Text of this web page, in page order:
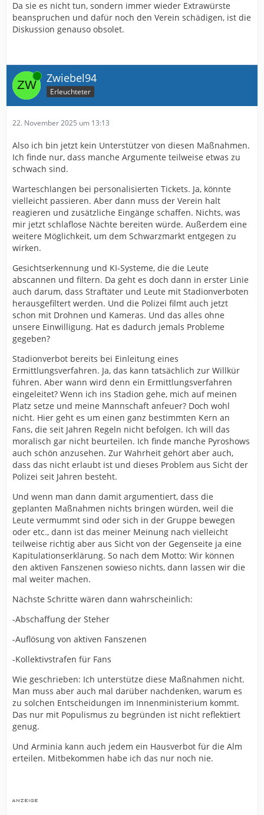
Da sie es nicht tun, sondern immer wieder Extrawürste
beanspruchen und dafür noch den Verein schädigen, ist die
Diskussion genauso obsolet.
Online Zwiebel94
Erleuchteter
22. November 2025 um 13:13
Also ich bin jetzt kein Unterstützer von diesen Maßnahmen.
Ich finde nur, dass manche Argumente teilweise etwas zu
schwach sind.
Warteschlangen bei personalisierten Tickets. Ja, könnte
vielleicht passieren. Aber dann muss der Verein halt
reagieren und zusätzliche Eingänge schaffen. Nichts, was
mir jetzt schlaflose Nächte bereiten würde. Außerdem eine
weitere Möglichkeit, um dem Schwarzmarkt entgegen zu
wirken.
Gesichtserkennung und KI-Systeme, die die Leute
abscannen und filtern. Da geht es doch dann in erster Linie
auch darum, dass Straftäter und Leute mit Stadionverboten
herausgefiltert werden. Und die Polizei filmt auch jetzt
schon mit Drohnen und Kameras. Und das alles ohne
unsere Einwilligung. Hat es dadurch jemals Probleme
gegeben?
Stadionverbot bereits bei Einleitung eines
Ermittlungsverfahren. Ja, das kann tatsächlich zur Willkür
führen. Aber wann wird denn ein Ermittlungsverfahren
eingeleitet? Wenn ich ins Stadion gehe, mich auf meinen
Platz setze und meine Mannschaft anfeuer? Doch wohl
nicht. Hier geht es um einen ganz bestimmten Kern an
Fans, die seit Jahren Regeln nicht befolgen. Ich will das
moralisch gar nicht beurteilen. Ich finde manche Pyroshows
auch schön anzusehen. Zur Wahrheit gehört aber auch,
dass das nicht erlaubt ist und dieses Problem aus Sicht der
Polizei seit Jahren besteht.
Und wenn man dann damit argumentiert, dass die
geplanten Maßnahmen nichts bringen würden, weil die
Leute vermummt sind oder sich in der Gruppe bewegen
oder etc., dann ist das meiner Meinung nach vielleicht
teilweise richtig aber aus Sicht von der Gegenseite ja eine
Kapitulationserklärung. So nach dem Motto: Wir können
den aktiven Fanszenen sowieso nichts, dann lassen wir die
mal weiter machen.
Nächste Schritte wären dann wahrscheinlich:
-Abschaffung der Steher
-Auflösung von aktiven Fanszenen
-Kollektivstrafen für Fans
Wie geschrieben: Ich unterstütze diese Maßnahmen nicht.
Man muss aber auch mal darüber nachdenken, warum es
zu solchen Entscheidungen im Innenministerium kommt.
Das nur mit Populismus zu begründen ist nicht reflektiert
genug.
Und Arminia kann auch jedem ein Hausverbot für die Alm
erteilen. Mitbekommen habe ich das nur noch nie.